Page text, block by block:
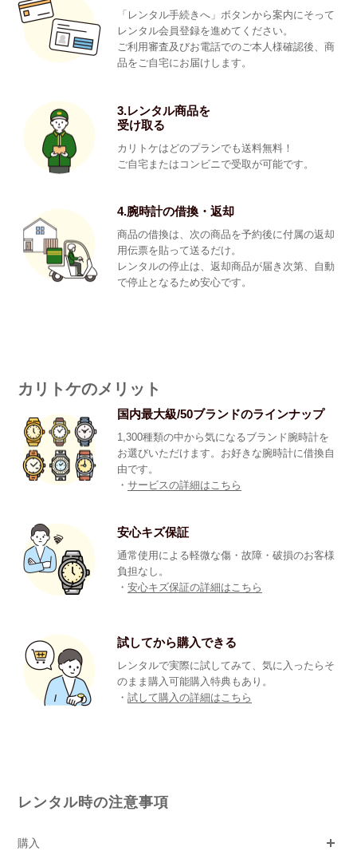
「レンタル手続きへ」ボタンから案内にそって
レンタル会員登録を進めてください。
ご利用審査及びお電話でのご本人様確認後、商
品をご自宅にお届けします。
3.レンタル商品を
受け取る
カリトケはどのプランでも送料無料！
ご自宅またはコンビニで受取が可能です。
4.腕時計の借換・返却
商品の借換は、次の商品を予約後に付属の返却
用伝票を貼って送るだけ。
レンタルの停止は、返却商品が届き次第、自動
で停止となるため安心です。
カリトケのメリット
国内最大級/50ブランドのラインナップ
1,300種類の中から気になるブランド腕時計を
お選びいただけます。お好きな腕時計に借換自
由です。
・サービスの詳細はこちら
安心キズ保証
通常使用による軽微な傷・故障・破損のお客様
負担なし。
・安心キズ保証の詳細はこちら
試してから購入できる
レンタルで実際に試してみて、気に入ったらそ
のまま購入可能購入特典もあり。
・試して購入の詳細はこちら
レンタル時の注意事項
購入